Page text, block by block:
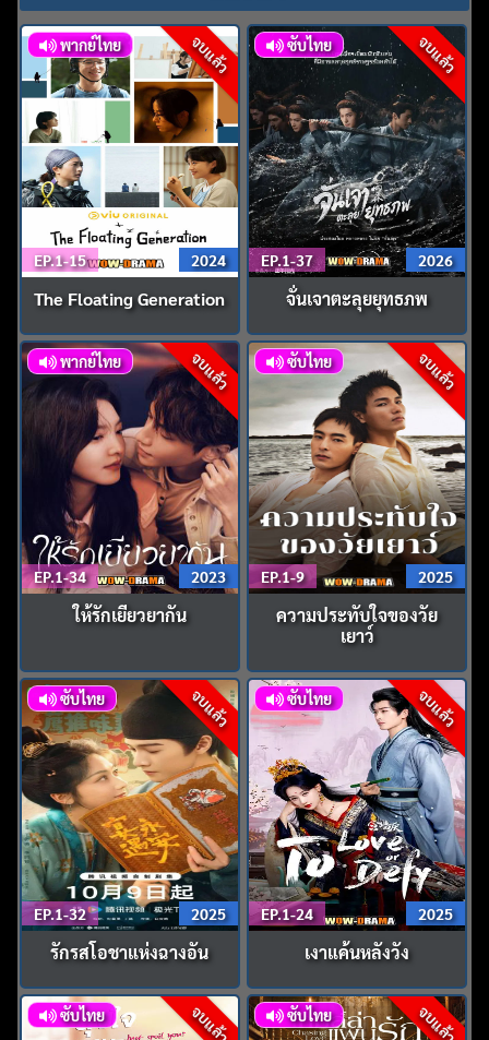
จบแล้ว
พากย์ไทย
EP.1-15 2024
The Floating Generation
จบแล้ว
ซับไทย
EP.1-37 2026
จั่นเจาตะลุยยุทธภพ
จบแล้ว
พากย์ไทย
EP.1-34 2023
ให้รักเยียวยากัน
จบแล้ว
ซับไทย
EP.1-9 2025
ความประทับใจของวัย
เยาว์
จบแล้ว
ซับไทย
EP.1-32 2025
รักรสโอชาแห่งฉางอัน
จบแล้ว
ซับไทย
EP.1-24 2025
เงาแค้นหลังวัง
จบแล้ว
ซับไทย จบแล้ว
ซับไทย